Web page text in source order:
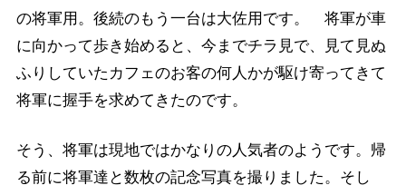
の将軍用。後続のもう一台は大佐用です。 将軍が車
に向かって歩き始めると、今までチラ見で、見て見ぬ
ふりしていたカフェのお客の何人かが駆け寄ってきて
将軍に握手を求めてきたのです。
そう、将軍は現地ではかなりの人気者のようです。帰
る前に将軍達と数枚の記念写真を撮りました。そし